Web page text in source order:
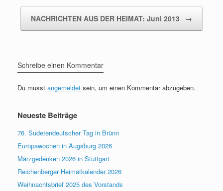
NACHRICHTEN AUS DER HEIMAT: Juni 2013 →
Schreibe einen Kommentar
Du musst angemeldet sein, um einen Kommentar abzugeben.
Neueste Beiträge
76. Sudetendeutscher Tag in Brünn
Europawochen in Augsburg 2026
Märzgedenken 2026 in Stuttgart
Reichenberger Heimatkalender 2026
Weihnachtsbrief 2025 des Vorstands